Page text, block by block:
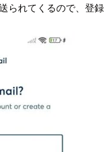
られてくるので、登